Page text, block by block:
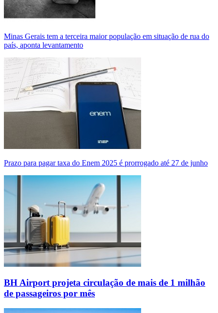
Minas Gerais tem a terceira maior população em situação de rua do
país, aponta levantamento
Prazo para pagar taxa do Enem 2025 é prorrogado até 27 de junho
BH Airport projeta circulação de mais de 1 milhão
de passageiros por mês